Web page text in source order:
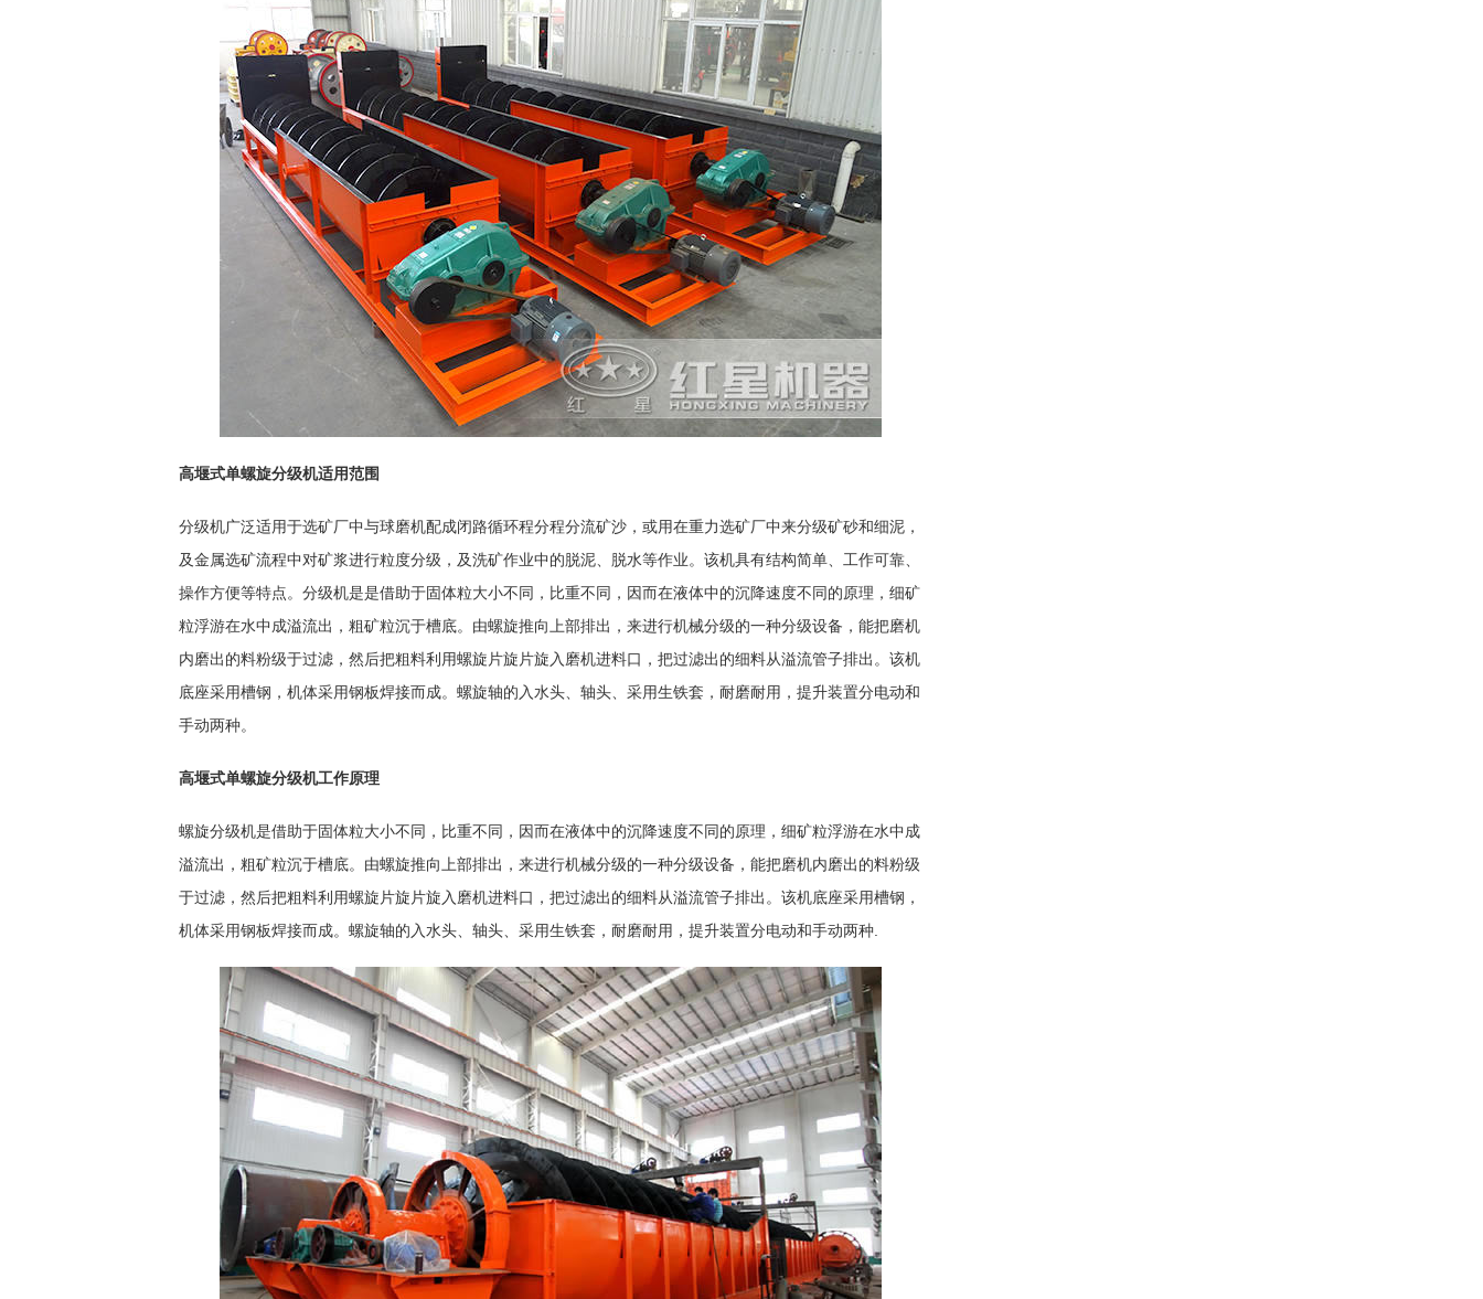
高堰式单螺旋分级机适用范围
分级机广泛适用于选矿厂中与球磨机配成闭路循环程分程分流矿沙，或用在重力选矿厂中来分级矿砂和细泥，
及金属选矿流程中对矿浆进行粒度分级，及洗矿作业中的脱泥、脱水等作业。该机具有结构简单、工作可靠、
操作方便等特点。分级机是是借助于固体粒大小不同，比重不同，因而在液体中的沉降速度不同的原理，细矿
粒浮游在水中成溢流出，粗矿粒沉于槽底。由螺旋推向上部排出，来进行机械分级的一种分级设备，能把磨机
内磨出的料粉级于过滤，然后把粗料利用螺旋片旋片旋入磨机进料口，把过滤出的细料从溢流管子排出。该机
底座采用槽钢，机体采用钢板焊接而成。螺旋轴的入水头、轴头、采用生铁套，耐磨耐用，提升装置分电动和
手动两种。
高堰式单螺旋分级机工作原理
螺旋分级机是借助于固体粒大小不同，比重不同，因而在液体中的沉降速度不同的原理，细矿粒浮游在水中成
溢流出，粗矿粒沉于槽底。由螺旋推向上部排出，来进行机械分级的一种分级设备，能把磨机内磨出的料粉级
于过滤，然后把粗料利用螺旋片旋片旋入磨机进料口，把过滤出的细料从溢流管子排出。该机底座采用槽钢，
机体采用钢板焊接而成。螺旋轴的入水头、轴头、采用生铁套，耐磨耐用，提升装置分电动和手动两种.